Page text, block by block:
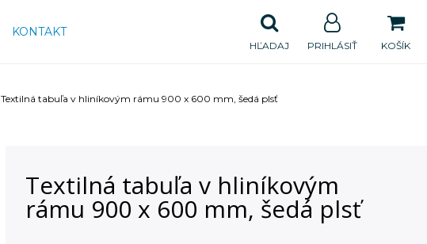
KONTAKT
KOŠÍK
PRIHLÁSIŤ
HĽADAJ
Textilná tabuľa v hliníkovým rámu 900 x 600 mm, šedá plsť
Textilná tabuľa v hliníkovým
rámu 900 x 600 mm, šedá plsť